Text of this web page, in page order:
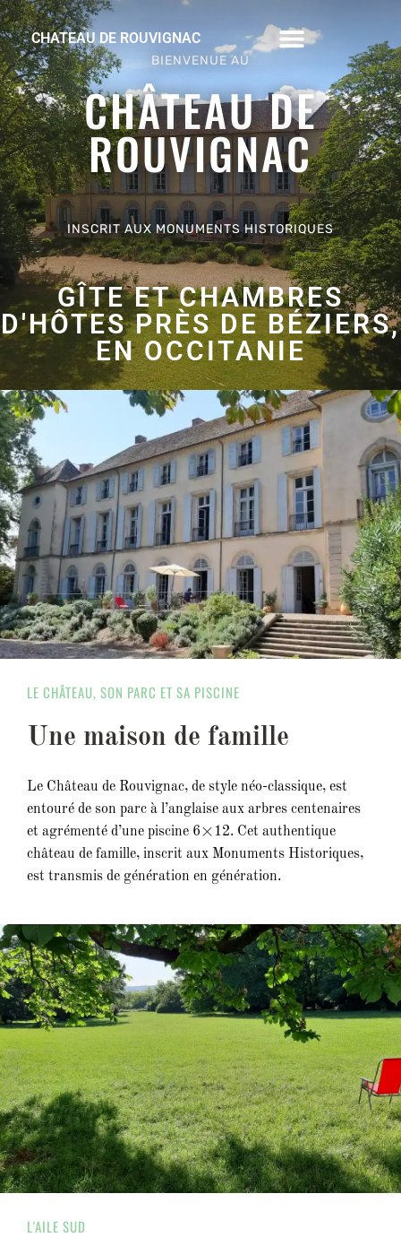
Aller
au
contenu
CHATEAU DE ROUVIGNAC
BIENVENUE AU
CHÂTEAU DE
ROUVIGNAC
INSCRIT AUX MONUMENTS HISTORIQUES
GÎTE ET CHAMBRES
D'HÔTES PRÈS DE BÉZIERS,
EN OCCITANIE
LE CHÂTEAU, SON PARC ET SA PISCINE
Une maison de famille
Le Château de Rouvignac, de style néo-classique, est
entouré de son parc à l’anglaise aux arbres centenaires
et agrémenté d’une piscine 6×12. Cet authentique
château de famille, inscrit aux Monuments Historiques,
est transmis de génération en génération.
L'AILE SUD